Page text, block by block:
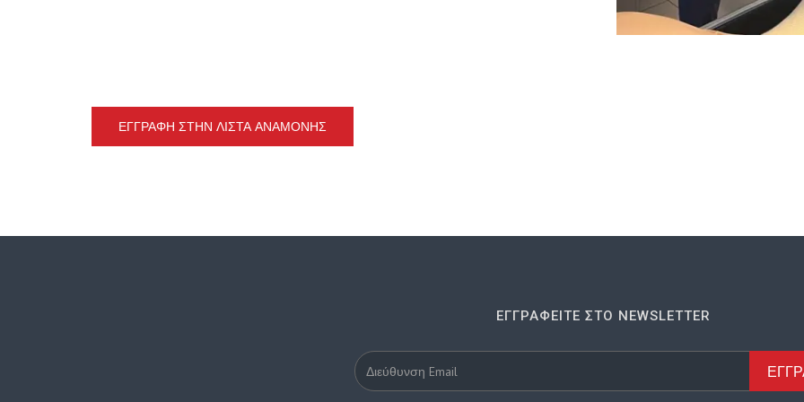
ΕΓΓΡΑΦΉ ΣΤΗΝ ΛΊΣΤΑ ΑΝΑΜΟΝΉΣ
ΕΓΓΡΑΦΕΊΤΕ ΣΤΟ NEWSLETTER